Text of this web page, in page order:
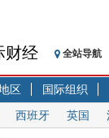
财经 全站导航
区
国际组织
西班牙 英国